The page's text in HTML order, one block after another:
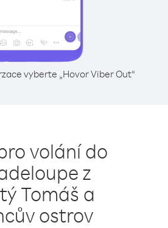
vyberte „Hovor Viber Out“
volání do
z
Tomáš a
ostrov